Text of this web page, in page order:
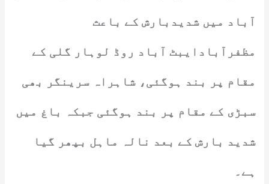
آباد میں شدیدبارش کے باعث
مظفرآبادایبٹ آباد روڈ لوہار گلی کے
مقام پر بند ہوگئی، شاہراہ سرینگر بھی
سبڑی کے مقام پر بند ہوگئی جبکہ باغ میں
شدید بارش کے بعد نالہ ماہل بپھر گیا
ہے۔